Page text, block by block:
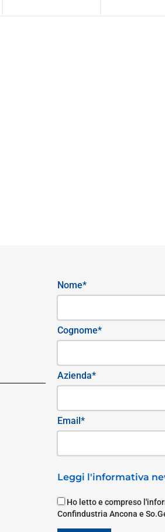
Nome*
Cognome*
Azienda*
Email*
Leggi l'informativa
Ho letto e compreso
Confindustria Ancona e